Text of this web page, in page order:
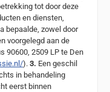
tot door deze
en diensten,
bepaalde, zowel door
voorgelegd aan de
90600, 2509 LP te Den
). 3. Een geschil
in behandeling
eerst binnen